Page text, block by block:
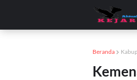
Beranda